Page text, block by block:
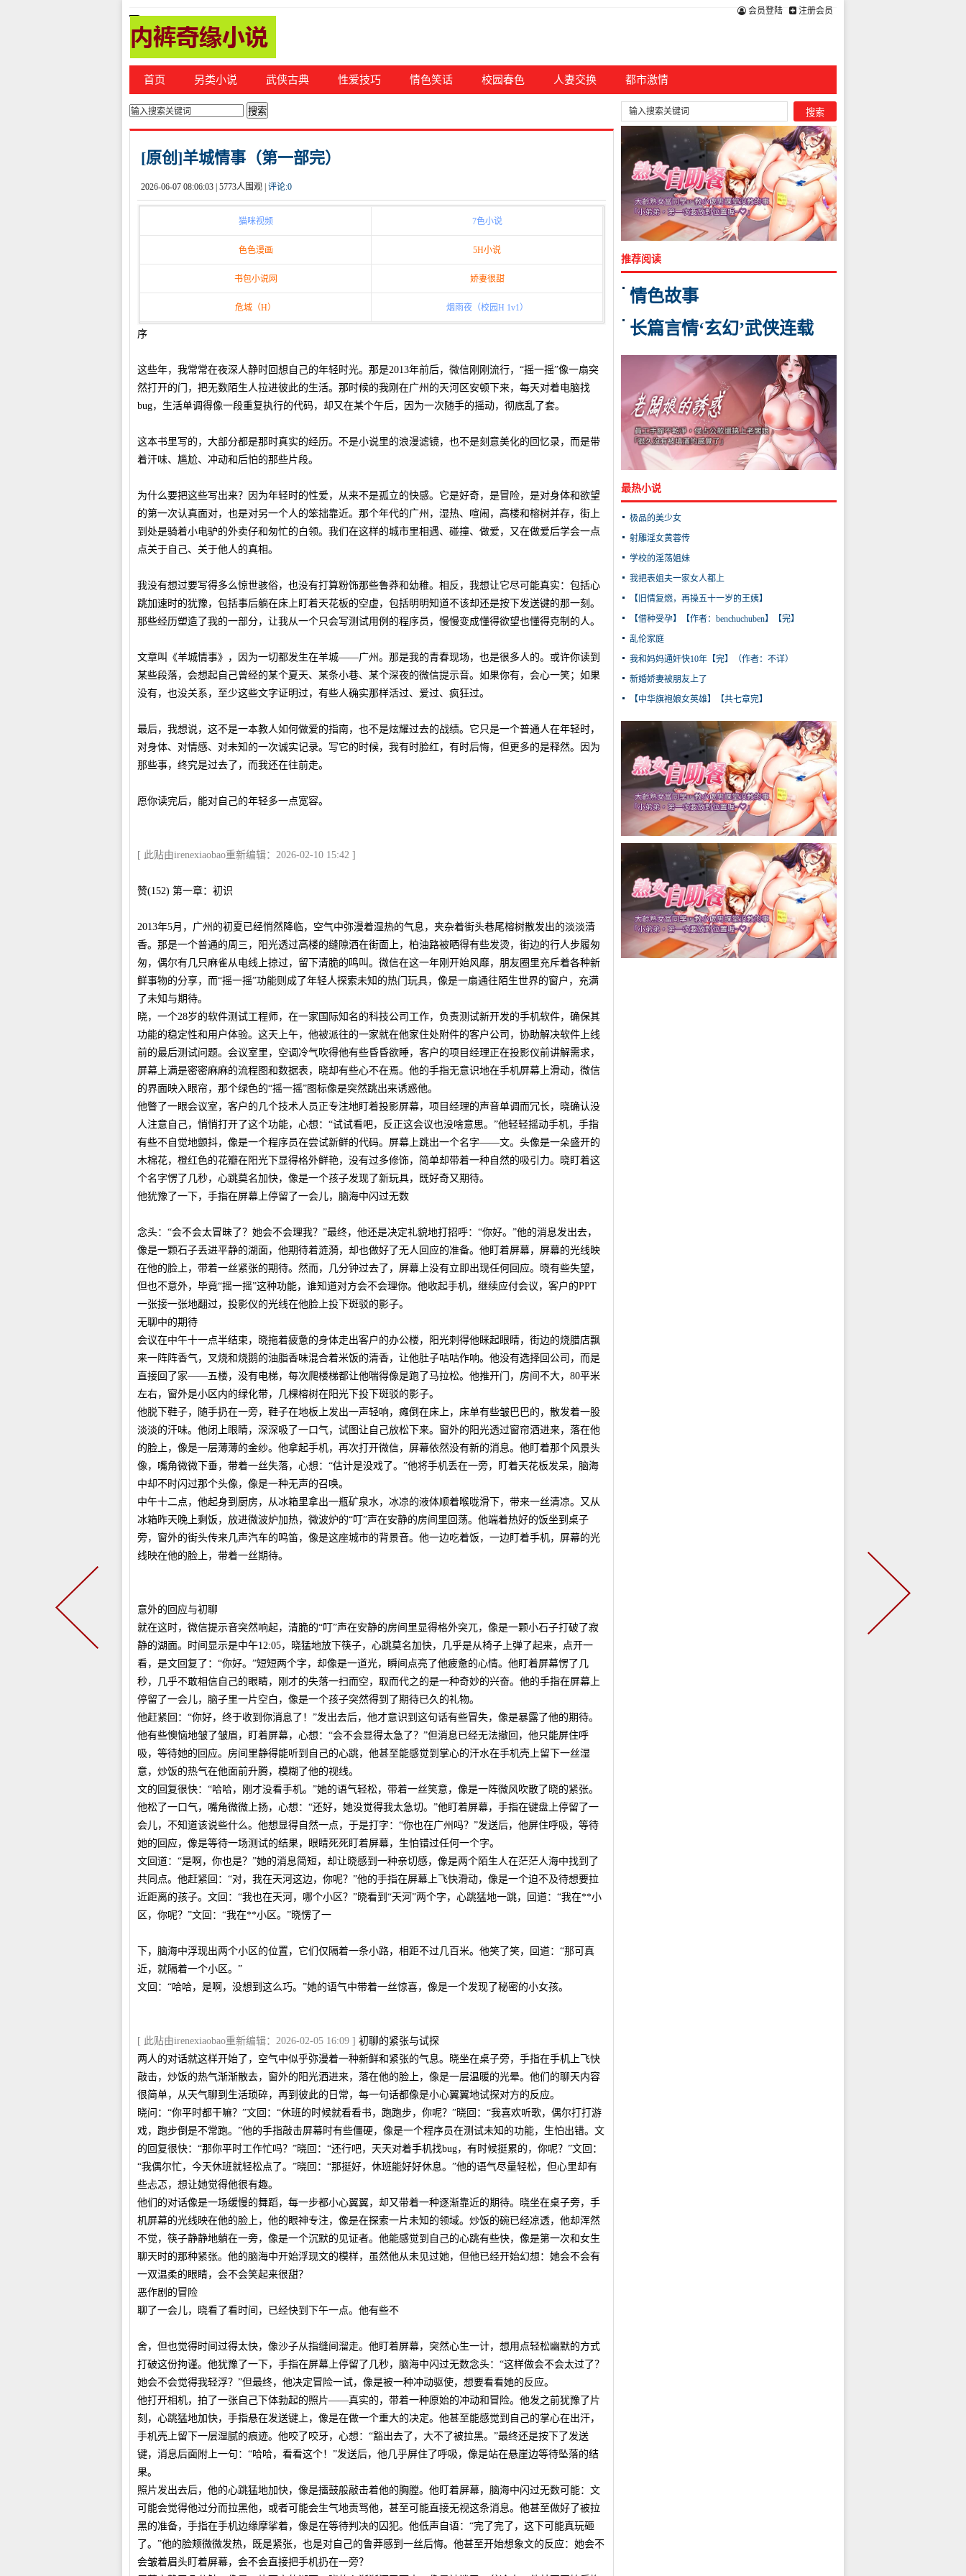
会员登陆 注册会员
首页 另类小说 武侠古典 性爱技巧 情色笑话 校园春色 人妻交换 都市激情
你的位置： 首页>都市激情
[原创]羊城情事（第一部完）
2026-06-07 08:06:03 | 5773人围观 | 评论:0
猫咪视频 7色小说
色色漫画 5H小说
书包小说网 娇妻很甜
危城（H） 烟雨夜（校园H 1v1）
序
这些年，我常常在夜深人静时回想自己的年轻时光。那是2013年前后，微信刚刚流行，“摇一摇”像一扇突
然打开的门，把无数陌生人拉进彼此的生活。那时候的我刚在广州的天河区安顿下来，每天对着电脑找
bug，生活单调得像一段重复执行的代码，却又在某个午后，因为一次随手的摇动，彻底乱了套。
这本书里写的，大部分都是那时真实的经历。不是小说里的浪漫滤镜，也不是刻意美化的回忆录，而是带
着汗味、尴尬、冲动和后怕的那些片段。
为什么要把这些写出来？因为年轻时的性爱，从来不是孤立的快感。它是好奇，是冒险，是对身体和欲望
的第一次认真面对，也是对另一个人的笨拙靠近。那个年代的广州，湿热、喧闹，高楼和榕树并存，街上
到处是骑着小电驴的外卖仔和匆忙的白领。我们在这样的城市里相遇、碰撞、做爱，又在做爱后学会一点
点关于自己、关于他人的真相。
我没有想过要写得多么惊世骇俗，也没有打算粉饰那些鲁莽和幼稚。相反，我想让它尽可能真实：包括心
跳加速时的犹豫，包括事后躺在床上盯着天花板的空虚，包括明明知道不该却还是按下发送键的那一刻。
那些经历塑造了我的一部分，让我从一个只会写测试用例的程序员，慢慢变成懂得欲望也懂得克制的人。
文章叫《羊城情事》，因为一切都发生在羊城——广州。那是我的青春现场，也是很多人的。或许你读到
某些段落，会想起自己曾经的某个夏天、某条小巷、某个深夜的微信提示音。如果你有，会心一笑；如果
没有，也没关系，至少这些文字证明过，有些人确实那样活过、爱过、疯狂过。
最后，我想说，这不是一本教人如何做爱的指南，也不是炫耀过去的战绩。它只是一个普通人在年轻时，
对身体、对情感、对未知的一次诚实记录。写它的时候，我有时脸红，有时后悔，但更多的是释然。因为
那些事，终究是过去了，而我还在往前走。
愿你读完后，能对自己的年轻多一点宽容。
[ 此贴由irenexiaobao重新编辑：2026-02-10 15:42 ]
赞(152) 第一章：初识
2013年5月，广州的初夏已经悄然降临，空气中弥漫着湿热的气息，夹杂着街头巷尾榕树散发出的淡淡清
香。那是一个普通的周三，阳光透过高楼的缝隙洒在街面上，柏油路被晒得有些发烫，街边的行人步履匆
匆，偶尔有几只麻雀从电线上掠过，留下清脆的鸣叫。微信在这一年刚开始风靡，朋友圈里充斥着各种新
鲜事物的分享，而“摇一摇”功能则成了年轻人探索未知的热门玩具，像是一扇通往陌生世界的窗户，充满
了未知与期待。
晓，一个28岁的软件测试工程师，在一家国际知名的科技公司工作，负责测试新开发的手机软件，确保其
功能的稳定性和用户体验。这天上午，他被派往的一家就在他家住处附件的客户公司，协助解决软件上线
前的最后测试问题。会议室里，空调冷气吹得他有些昏昏欲睡，客户的项目经理正在投影仪前讲解需求，
屏幕上满是密密麻麻的流程图和数据表，晓却有些心不在焉。他的手指无意识地在手机屏幕上滑动，微信
的界面映入眼帘，那个绿色的“摇一摇”图标像是突然跳出来诱惑他。
他瞥了一眼会议室，客户的几个技术人员正专注地盯着投影屏幕，项目经理的声音单调而冗长，晓确认没
人注意自己，悄悄打开了这个功能，心想：“试试看吧，反正这会议也没啥意思。”他轻轻摇动手机，手指
有些不自觉地颤抖，像是一个程序员在尝试新鲜的代码。屏幕上跳出一个名字——文。头像是一朵盛开的
木棉花，橙红色的花瓣在阳光下显得格外鲜艳，没有过多修饰，简单却带着一种自然的吸引力。晓盯着这
个名字愣了几秒，心跳莫名加快，像是一个孩子发现了新玩具，既好奇又期待。
他犹豫了一下，手指在屏幕上停留了一会儿，脑海中闪过无数
念头：“会不会太冒昧了？她会不会理我？”最终，他还是决定礼貌地打招呼：“你好。”他的消息发出去，
像是一颗石子丢进平静的湖面，他期待着涟漪，却也做好了无人回应的准备。他盯着屏幕，屏幕的光线映
在他的脸上，带着一丝紧张的期待。然而，几分钟过去了，屏幕上没有立即出现任何回应。晓有些失望，
但也不意外，毕竟“摇一摇”这种功能，谁知道对方会不会理你。他收起手机，继续应付会议，客户的PPT
一张接一张地翻过，投影仪的光线在他脸上投下斑驳的影子。
无聊中的期待
会议在中午十一点半结束，晓拖着疲惫的身体走出客户的办公楼，阳光刺得他眯起眼睛，街边的烧腊店飘
来一阵阵香气，叉烧和烧鹅的油脂香味混合着米饭的清香，让他肚子咕咕作响。他没有选择回公司，而是
直接回了家——五楼，没有电梯，每次爬楼梯都让他喘得像是跑了马拉松。他推开门，房间不大，80平米
左右，窗外是小区内的绿化带，几棵榕树在阳光下投下斑驳的影子。
他脱下鞋子，随手扔在一旁，鞋子在地板上发出一声轻响，瘫倒在床上，床单有些皱巴巴的，散发着一股
淡淡的汗味。他闭上眼睛，深深吸了一口气，试图让自己放松下来。窗外的阳光透过窗帘洒进来，落在他
的脸上，像是一层薄薄的金纱。他拿起手机，再次打开微信，屏幕依然没有新的消息。他盯着那个风景头
像，嘴角微微下垂，带着一丝失落，心想：“估计是没戏了。”他将手机丢在一旁，盯着天花板发呆，脑海
中却不时闪过那个头像，像是一种无声的召唤。
中午十二点，他起身到厨房，从冰箱里拿出一瓶矿泉水，冰凉的液体顺着喉咙滑下，带来一丝清凉。又从
冰箱昨天晚上剩饭，放进微波炉加热，微波炉的“叮”声在安静的房间里回荡。他端着热好的饭坐到桌子
旁，窗外的街头传来几声汽车的鸣笛，像是这座城市的背景音。他一边吃着饭，一边盯着手机，屏幕的光
线映在他的脸上，带着一丝期待。
意外的回应与初聊
就在这时，微信提示音突然响起，清脆的“叮”声在安静的房间里显得格外突兀，像是一颗小石子打破了寂
静的湖面。时间显示是中午12:05，晓猛地放下筷子，心跳莫名加快，几乎是从椅子上弹了起来，点开一
看，是文回复了：“你好。”短短两个字，却像是一道光，瞬间点亮了他疲惫的心情。他盯着屏幕愣了几
秒，几乎不敢相信自己的眼睛，刚才的失落一扫而空，取而代之的是一种奇妙的兴奋。他的手指在屏幕上
停留了一会儿，脑子里一片空白，像是一个孩子突然得到了期待已久的礼物。
他赶紧回：“你好，终于收到你消息了！”发出去后，他才意识到这句话有些冒失，像是暴露了他的期待。
他有些懊恼地皱了皱眉，盯着屏幕，心想：“会不会显得太急了？”但消息已经无法撤回，他只能屏住呼
吸，等待她的回应。房间里静得能听到自己的心跳，他甚至能感觉到掌心的汗水在手机壳上留下一丝湿
意，炒饭的热气在他面前升腾，模糊了他的视线。
文的回复很快：“哈哈，刚才没看手机。”她的语气轻松，带着一丝笑意，像是一阵微风吹散了晓的紧张。
他松了一口气，嘴角微微上扬，心想：“还好，她没觉得我太急切。”他盯着屏幕，手指在键盘上停留了一
会儿，不知道该说些什么。他想显得自然一点，于是打字：“你也在广州吗？”发送后，他屏住呼吸，等待
她的回应，像是等待一场测试的结果，眼睛死死盯着屏幕，生怕错过任何一个字。
文回道：“是啊，你也是？”她的消息简短，却让晓感到一种亲切感，像是两个陌生人在茫茫人海中找到了
共同点。他赶紧回：“对，我在天河这边，你呢？”他的手指在屏幕上飞快滑动，像是一个迫不及待想要拉
近距离的孩子。文回：“我也在天河，哪个小区？”晓看到“天河”两个字，心跳猛地一跳，回道：“我在**小
区，你呢？”文回：“我在**小区。”晓愣了一
下，脑海中浮现出两个小区的位置，它们仅隔着一条小路，相距不过几百米。他笑了笑，回道：“那可真
近，就隔着一个小区。”
文回：“哈哈，是啊，没想到这么巧。”她的语气中带着一丝惊喜，像是一个发现了秘密的小女孩。
[ 此贴由irenexiaobao重新编辑：2026-02-05 16:09 ] 初聊的紧张与试探
两人的对话就这样开始了，空气中似乎弥漫着一种新鲜和紧张的气息。晓坐在桌子旁，手指在手机上飞快
敲击，炒饭的热气渐渐散去，窗外的阳光洒进来，落在他的脸上，像是一层温暖的光晕。他们的聊天内容
很简单，从天气聊到生活琐碎，再到彼此的日常，每一句话都像是小心翼翼地试探对方的反应。
晓问：“你平时都干嘛？”文回：“休班的时候就看看书，跑跑步，你呢？”晓回：“我喜欢听歌，偶尔打打游
戏，跑步倒是不常跑。”他的手指敲击屏幕时有些僵硬，像是一个程序员在测试未知的功能，生怕出错。文
的回复很快：“那你平时工作忙吗？”晓回：“还行吧，天天对着手机找bug，有时候挺累的，你呢？”文回：
“我偶尔忙，今天休班就轻松点了。”晓回：“那挺好，休班能好好休息。”他的语气尽量轻松，但心里却有
些忐忑，想让她觉得他很有趣。
他们的对话像是一场缓慢的舞蹈，每一步都小心翼翼，却又带着一种逐渐靠近的期待。晓坐在桌子旁，手
机屏幕的光线映在他的脸上，他的眼神专注，像是在探索一片未知的领域。炒饭的碗已经凉透，他却浑然
不觉，筷子静静地躺在一旁，像是一个沉默的见证者。他能感觉到自己的心跳有些快，像是第一次和女生
聊天时的那种紧张。他的脑海中开始浮现文的模样，虽然他从未见过她，但他已经开始幻想：她会不会有
一双温柔的眼睛，会不会笑起来很甜？
恶作剧的冒险
聊了一会儿，晓看了看时间，已经快到下午一点。他有些不
舍，但也觉得时间过得太快，像沙子从指缝间溜走。他盯着屏幕，突然心生一计，想用点轻松幽默的方式
打破这份拘谨。他犹豫了一下，手指在屏幕上停留了几秒，脑海中闪过无数念头：“这样做会不会太过了？
她会不会觉得我轻浮？”但最终，他决定冒险一试，像是被一种冲动驱使，想要看看她的反应。
他打开相机，拍了一张自己下体勃起的照片——真实的，带着一种原始的冲动和冒险。他发之前犹豫了片
刻，心跳猛地加快，手指悬在发送键上，像是在做一个重大的决定。他甚至能感觉到自己的掌心在出汗，
手机壳上留下一层湿腻的痕迹。他咬了咬牙，心想：“豁出去了，大不了被拉黑。”最终还是按下了发送
键，消息后面附上一句：“哈哈，看看这个！”发送后，他几乎屏住了呼吸，像是站在悬崖边等待坠落的结
果。
照片发出去后，他的心跳猛地加快，像是擂鼓般敲击着他的胸膛。他盯着屏幕，脑海中闪过无数可能：文
可能会觉得他过分而拉黑他，或者可能会生气地责骂他，甚至可能直接无视这条消息。他甚至做好了被拉
黑的准备，手指在手机边缘摩挲着，像是在等待判决的囚犯。他低声自语：“完了完了，这下可能真玩砸
了。”他的脸颊微微发热，既是紧张，也是对自己的鲁莽感到一丝后悔。他甚至开始想象文的反应：她会不
会皱着眉头盯着屏幕，会不会直接把手机扔在一旁？
推荐阅读
情色故事
长篇言情‘玄幻’武侠连载
最热小说
极品的美少女
射雕淫女黄蓉传
学校的淫荡姐妹
我把表姐夫一家女人都上
【旧情复燃，再操五十一岁的王姨】
【借种受孕】【作者：benchuchuben】【完】
乱伦家庭
我和妈妈通奸快10年【完】（作者：不详）
新婚娇妻被朋友上了
【中华旗袍娘女英雄】【共七章完】